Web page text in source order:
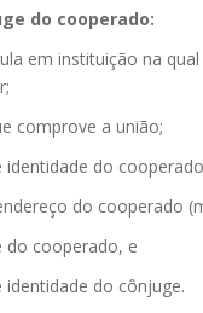
do cooperado:
em instituição na
comprove a união;
do
do cooperado
do cooperado, e
do cônjuge.